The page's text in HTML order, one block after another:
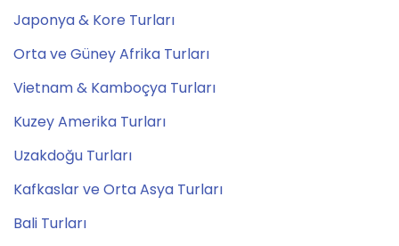
Japonya & Kore Turları
Orta ve Güney Afrika Turları
Vietnam & Kamboçya Turları
Kuzey Amerika Turları
Uzakdoğu Turları
Kafkaslar ve Orta Asya Turları
Bali Turları